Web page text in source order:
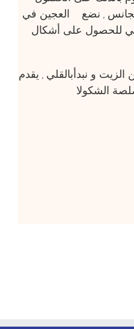
, نضع العجين في
للحصول على أشكال
و نبدأبالقلي , يقدم
الشكولا